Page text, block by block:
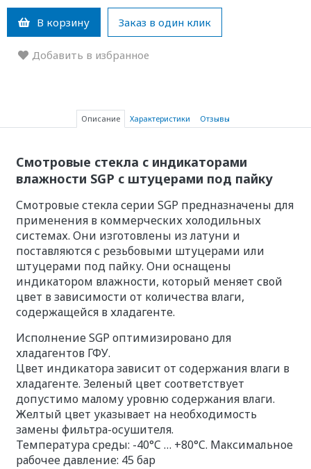
В корзину Заказ в один клик
Добавить в избранное
Описание Характеристики Отзывы
Смотровые стекла с индикаторами
влажности SGP с штуцерами под пайку
Смотровые стекла серии SGP предназначены для
применения в коммерческих холодильных
системах. Они изготовлены из латуни и
поставляются с резьбовыми штуцерами или
штуцерами под пайку. Они оснащены
индикатором влажности, который меняет свой
цвет в зависимости от количества влаги,
содержащейся в хладагенте.
Исполнение SGP оптимизировано для
хладагентов ГФУ.
Цвет индикатора зависит от содержания влаги в
хладагенте. Зеленый цвет соответствует
допустимо малому уровню содержания влаги.
Желтый цвет указывает на необходимость
замены фильтра-осушителя.
Температура среды: -40°C … +80°C. Максимальное
рабочее давление: 45 бар